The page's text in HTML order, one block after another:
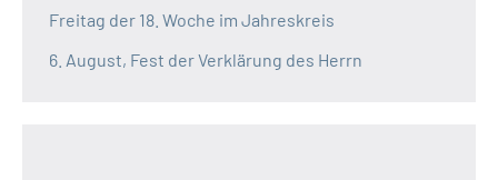
Freitag der 18. Woche im Jahreskreis
6. August, Fest der Verklärung des Herrn